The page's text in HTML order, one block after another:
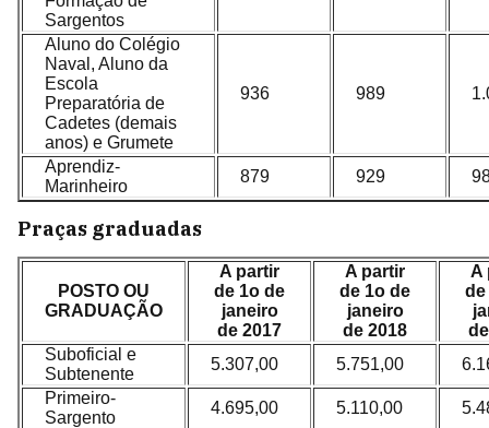
Sargentos
Aluno do Colégio
Naval, Aluno da
Escola
Preparatória de
Cadetes (demais
anos) e Grumete
936 989
Aprendiz-
Marinheiro
879 929
Praças graduadas
POSTO OU
GRADUAÇÃO
A partir
de 1o de
janeiro
de 2017
A partir
de 1o de
janeiro
de 2018
A
de
Suboficial e
Subtenente
5.307,00 5.751,00
Primeiro-
Sargento
4.695,00 5.110,00